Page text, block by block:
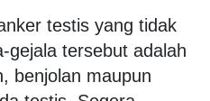
testis yang tidak
gejala tersebut adalah
benjolan maupun